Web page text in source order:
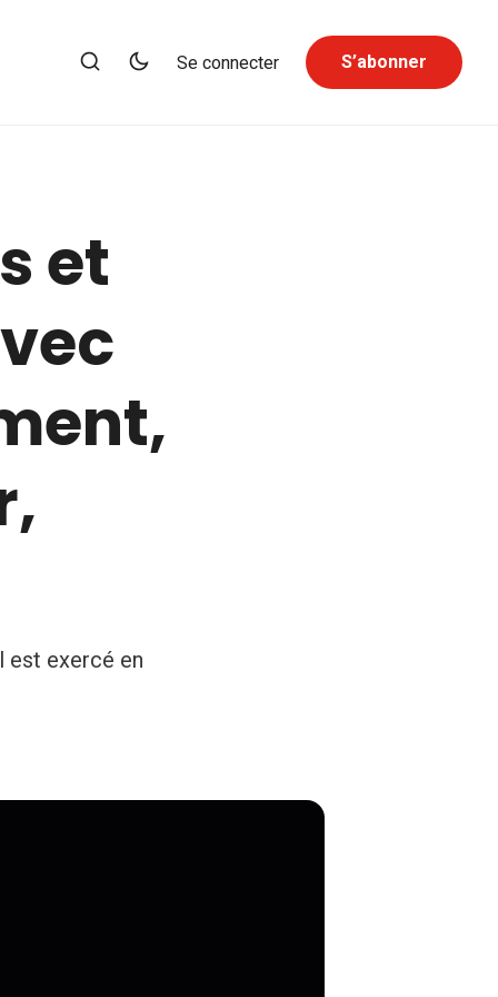
Se connecter S’abonner
et
est exercé en